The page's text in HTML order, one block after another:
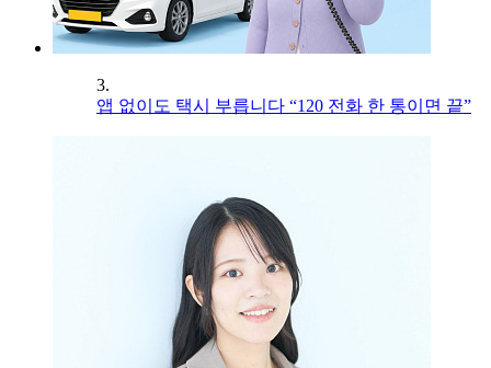
3.
앱 없이도 택시 부릅니다 “120 전화 한 통이면 끝”